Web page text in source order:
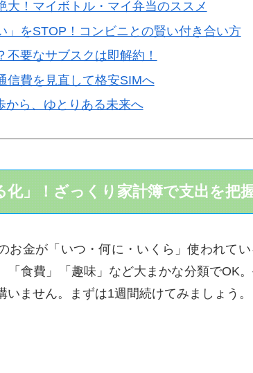
大！マイボトル・マイ弁当のススメ
」をSTOP！コンビニとの賢い付き合い方
不要なサブスクは即解約！
信費を見直して格安SIMへ
から、ゆとりある未来へ
化」！ざっくり家計簿で支出を把
お金が「いつ・何に・いくら」使われて
「食費」「趣味」など大まかな分類でOK
ません。まずは1週間続けてみましょう。